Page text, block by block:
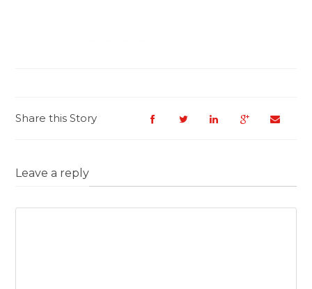
Share this Story
Leave a reply